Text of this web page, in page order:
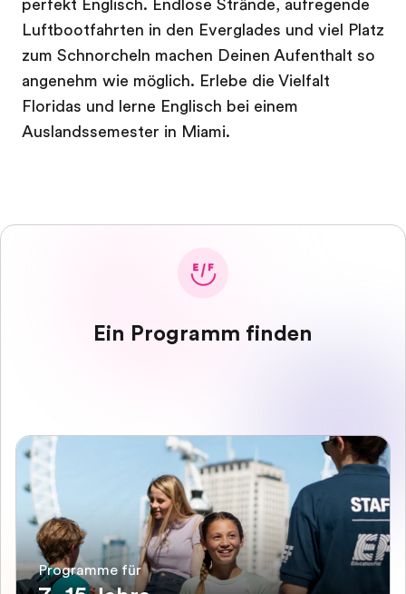
perfekt Englisch. Endlose Strände, aufregende
Luftbootfahrten in den Everglades und viel Platz
zum Schnorcheln machen Deinen Aufenthalt so
angenehm wie möglich. Erlebe die Vielfalt
Floridas und lerne Englisch bei einem
Auslandssemester in Miami.
Ein Programm finden
Programme für